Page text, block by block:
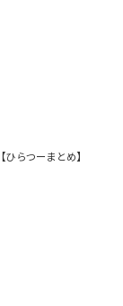
らつーまとめ】